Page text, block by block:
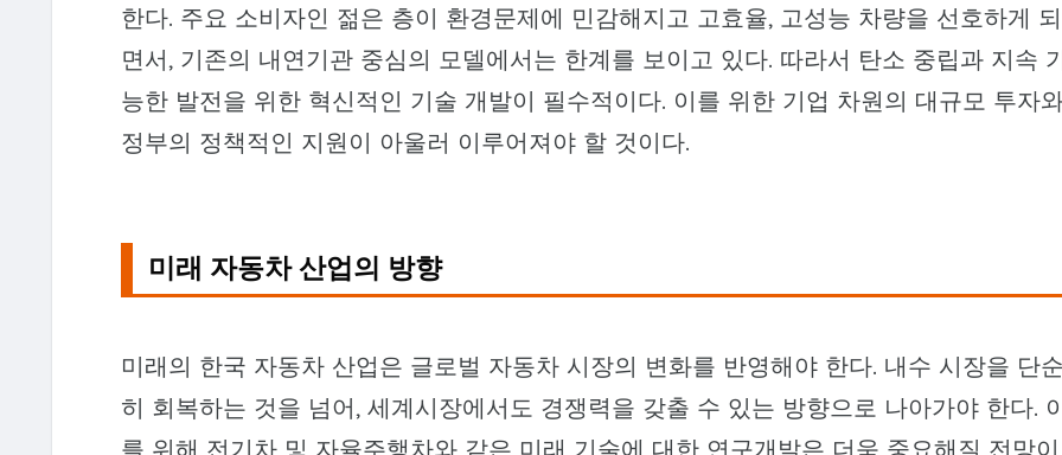
한다. 주요 소비자인 젊은 층이 환경문제에 민감해지고 고효율, 고성능 차량을 선호하게 되
면서, 기존의 내연기관 중심의 모델에서는 한계를 보이고 있다. 따라서 탄소 중립과 지속
능한 발전을 위한 혁신적인 기술 개발이 필수적이다. 이를 위한 기업 차원의 대규모 투자
정부의 정책적인 지원이 아울러 이루어져야 할 것이다.
미래 자동차 산업의 방향
미래의 한국 자동차 산업은 글로벌 자동차 시장의 변화를 반영해야 한다. 내수 시장을 단순
히 회복하는 것을 넘어, 세계시장에서도 경쟁력을 갖출 수 있는 방향으로 나아가야 한다.
를 위해 전기차 및 자율주행차와 같은 미래 기술에 대한 연구개발은 더욱 중요해질 전망이